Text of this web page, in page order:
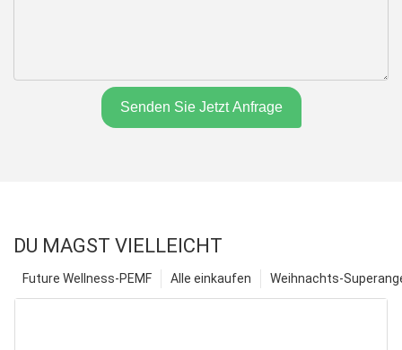
Senden Sie Jetzt Anfrage
DU MAGST VIELLEICHT
Weihnachts-
Alle einkaufen
Future Wellness-PEMF